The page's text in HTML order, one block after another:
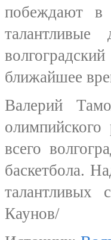
побеждают в
ближайшее
Валерий
всего
баскетбола.
Каунов/